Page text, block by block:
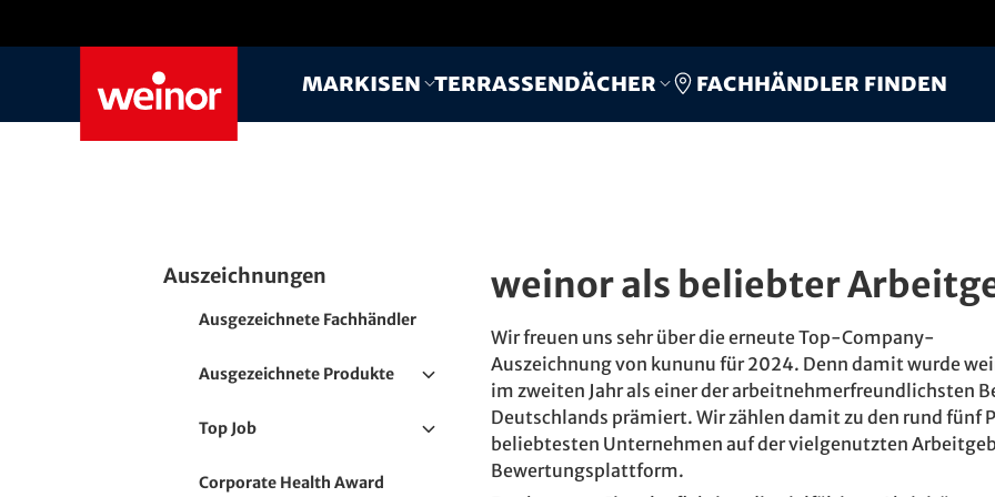
Markisen Terrassendächer Fachhändler finden
Auszeichnungen
Ausgezeichnete Fachhändler
Ausgezeichnete Produkte
Red Dot Award
German Design Award
Top Job
Top Job 2024
Corporate Health Award
weinor als beliebter
Wir freuen uns sehr über die erneute Top-Company-
Auszeichnung von kununu für 2024. Denn damit wurde
im zweiten Jahr als einer der arbeitnehmerfreundlichsten
Deutschlands prämiert. Wir zählen damit zu den rund fünf
beliebtesten Unternehmen auf der vielgenutzten
Bewertungsplattform.